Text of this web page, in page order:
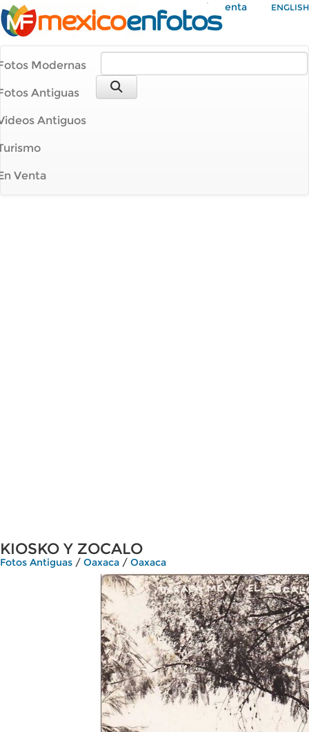
Mi Cuenta ENGLISH
Modernas
Antiguas
Antiguos
Venta
KIOSKO Y ZOCALO
Fotos Antiguas / Oaxaca / Oaxaca